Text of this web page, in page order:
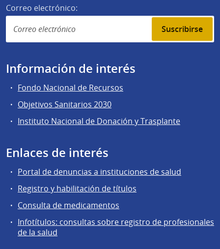
Correo electrónico:
Suscribirse
Información de interés
Fondo Nacional de Recursos
Objetivos Sanitarios 2030
Instituto Nacional de Donación y Trasplante
Enlaces de interés
Portal de denuncias a instituciones de salud
Registro y habilitación de títulos
Consulta de medicamentos
Infotítulos: consultas sobre registro de profesionales
de la salud